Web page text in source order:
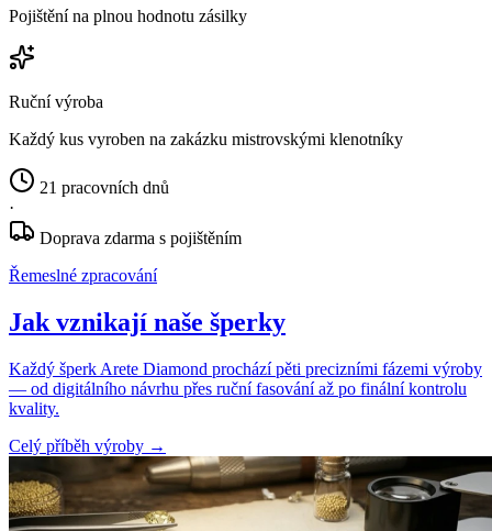
Pojištění na plnou hodnotu zásilky
Ruční výroba
Každý kus vyroben na zakázku mistrovskými klenotníky
21 pracovních dnů
·
Doprava zdarma s pojištěním
Řemeslné zpracování
Jak vznikají naše šperky
Každý šperk Arete Diamond prochází pěti precizními fázemi výroby
— od digitálního návrhu přes ruční fasování až po finální kontrolu
kvality.
Celý příběh výroby →